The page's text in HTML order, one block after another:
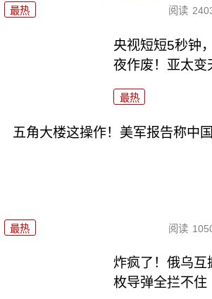
最热 阅读
央视短短5秒钟
夜作废！亚太变
最热
五角大楼这操作！美军报告称中
最热 阅读
炸疯了！俄乌互
枚导弹全拦不住